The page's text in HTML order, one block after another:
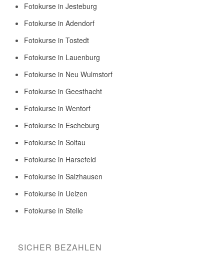
Fotokurse in Jesteburg
Fotokurse in Adendorf
Fotokurse in Tostedt
Fotokurse in Lauenburg
Fotokurse in Neu Wulmstorf
Fotokurse in Geesthacht
Fotokurse in Wentorf
Fotokurse in Escheburg
Fotokurse in Soltau
Fotokurse in Harsefeld
Fotokurse in Salzhausen
Fotokurse in Uelzen
Fotokurse in Stelle
SICHER BEZAHLEN